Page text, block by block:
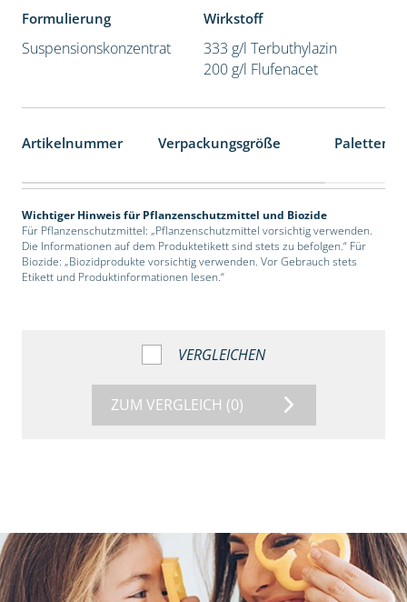
Formulierung
Suspensionskonzentrat
Wirkstoff
333 g/l Terbuthylazin
200 g/l Flufenacet
Artikelnummer Verpackungsgröße
Wichtiger Hinweis für Pflanzenschutzmittel und Biozide
Für Pflanzenschutzmittel: „Pflanzenschutzmittel vorsichtig verwenden.
Die Informationen auf dem Produktetikett sind stets zu befolgen.“ Für
Biozide: „Biozidprodukte vorsichtig verwenden. Vor Gebrauch stets
Etikett und Produktinformationen lesen.“
VERGLEICHEN
ZUM VERGLEICH (0)